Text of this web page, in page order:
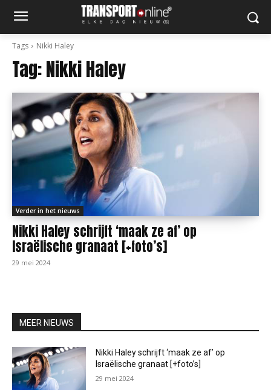
Tags Nikki Haley
Tag:Nikki Haley
Verder in het nieuws
Nikki Haley schrijft ‘maak ze af’ op
Israëlische granaat [+foto’s]
29 mei 2024
MEER NIEUWS
Nikki Haley schrijft ‘maak ze af’ op
Israëlische granaat [+foto’s]
29 mei 2024